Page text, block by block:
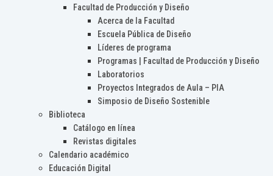
Facultad de Producción y Diseño
Acerca de la Facultad
Escuela Pública de Diseño
Líderes de programa
Programas | Facultad de Producción y Diseño
Laboratorios
Proyectos Integrados de Aula – PIA
Simposio de Diseño Sostenible
Biblioteca
Catálogo en línea
Revistas digitales
Calendario académico
Educación Digital